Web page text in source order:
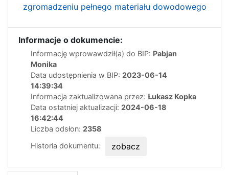
zgromadzeniu pełnego materiału dowodowego
Informacje o dokumencie:
Informację wprowawdził(a) do BIP: Pabjan
Monika
Data udostępnienia w BIP: 2023-06-14
14:39:34
Informacja zaktualizowana przez: Łukasz Kopka
Data ostatniej aktualizacji: 2024-06-18
16:42:44
Liczba odsłon: 2358
Historia dokumentu:
zobacz